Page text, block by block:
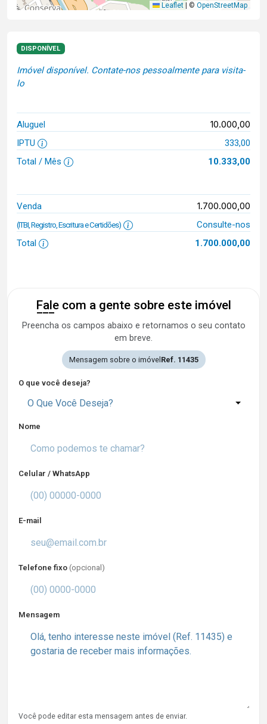
Leaflet | © OpenStreetMap
DISPONÍVEL
Imóvel disponível. Contate-nos pessoalmente para visita-
lo
Aluguel 10.000,00
IPTU
333,00
Total / Mês
10.333,00
Venda 1.700.000,00
(ITBI, Registro, Escritura e Certidões)
Consulte-nos
Total
1.700.000,00
Fale com a gente sobre este imóvel
Preencha os campos abaixo e retornamos o seu contato
em breve.
Mensagem sobre o imóvelRef. 11435
O que você deseja?
O Que Você Deseja?
Nome
Celular / WhatsApp
E-mail
Telefone fixo (opcional)
Mensagem
Você pode editar esta mensagem antes de enviar.